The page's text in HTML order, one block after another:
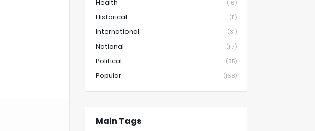
Health (16)
Historical (11)
International (31)
National (117)
Political (35)
Popular (168)
Main Tags